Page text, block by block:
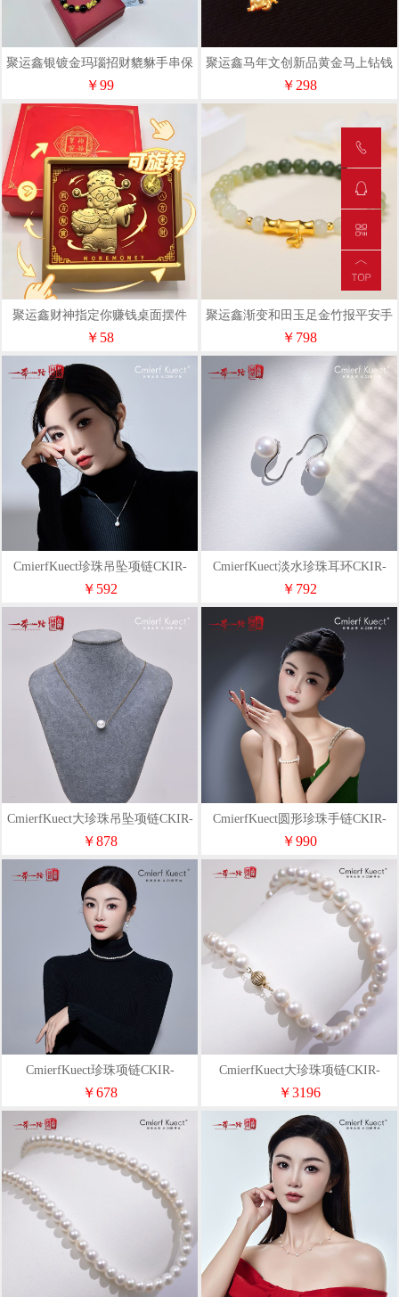
聚运鑫银镀金玛瑙招财貔貅手串保
险首饰
￥99
聚运鑫马年文创新品黄金马上钻钱
手串
￥298
聚运鑫财神指定你赚钱桌面摆件
￥58
聚运鑫渐变和田玉足金竹报平安手
串银行女性好礼
￥798
CmierfKuect珍珠吊坠项链CKIR-
Z92515
￥592
CmierfKuect淡水珍珠耳环CKIR-
Z92516
￥792
CmierfKuect大珍珠吊坠项链CKIR-
Z92517
￥878
CmierfKuect圆形珍珠手链CKIR-
Z92518
￥990
CmierfKuect珍珠项链CKIR-
Z92519
￥678
CmierfKuect大珍珠项链CKIR-
Z92522
￥3196